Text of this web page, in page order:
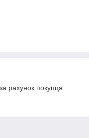
рахунок покупця